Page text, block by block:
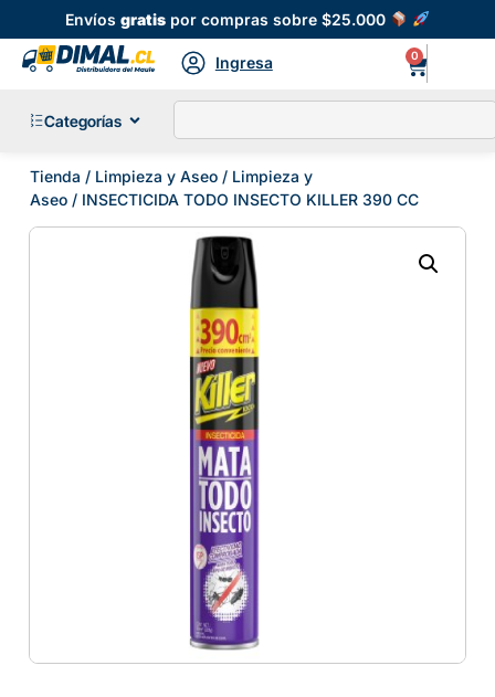
Envíosgratis por compras sobre $25.000
Ingresa 0
Categorías
Tienda / Limpieza y Aseo/ Limpieza y
Aseo/ INSECTICIDA TODO INSECTO KILLER 390 CC